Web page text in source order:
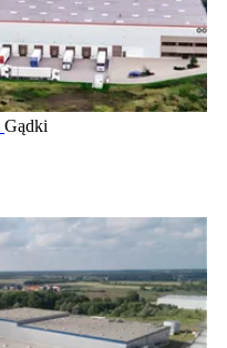
Gądki